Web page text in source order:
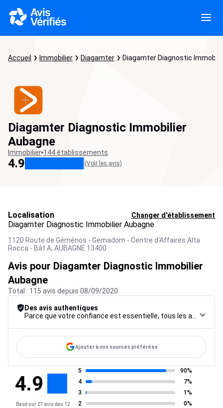
Accueil Immobilier Diagamter Diagamter Diagnostic
Diagamter Diagnostic Immobilier
Aubagne
Immobilier 144 établissements
4.9 (Voir les avis)
Localisation Changer d'établissement
Diagamter Diagnostic Immobilier Aubagne
1120 Route de Géménos - Gemadom - Centre d'Affaires Alta
Rocca - Bât A, AUBAGNE 13400
Avis pour Diagamter Diagnostic Immobilier
Aubagne
Total : 115 avis depuis 08/09/2020
Des avis authentiques
Ajouter à vos sources préférées
4.9
Basé sur 27 avis des 12
5
90%
4
7%
3
1%
2
0%